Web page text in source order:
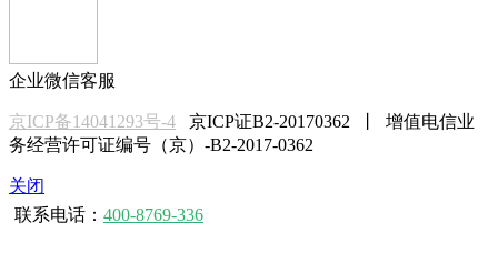
企业微信客服
京ICP备14041293号-4 京ICP证B2-20170362 丨 增值电信业
务经营许可证编号（京）-B2-2017-0362
关闭
联系电话： 400-8769-336